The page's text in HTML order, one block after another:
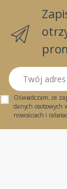
Twój adres email
Oświadczam, że
danych osobowych
nowościach i